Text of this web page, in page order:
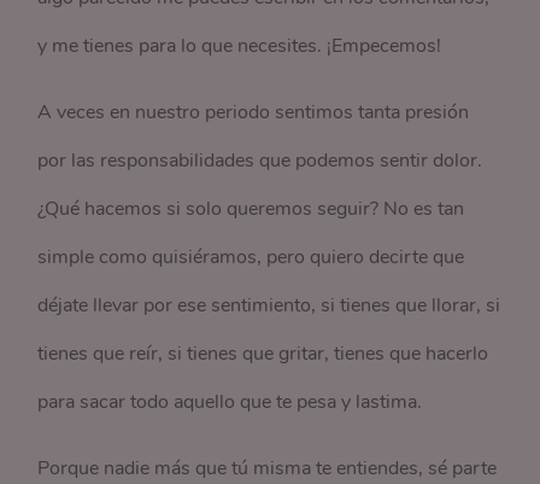
y me tienes para lo que necesites. ¡Empecemos!
A veces en nuestro periodo sentimos tanta presión
por las responsabilidades que podemos sentir dolor.
¿Qué hacemos si solo queremos seguir? No es tan
simple como quisiéramos, pero quiero decirte que
déjate llevar por ese sentimiento, si tienes que llorar, si
tienes que reír, si tienes que gritar, tienes que hacerlo
para sacar todo aquello que te pesa y lastima.
Porque nadie más que tú misma te entiendes, sé parte